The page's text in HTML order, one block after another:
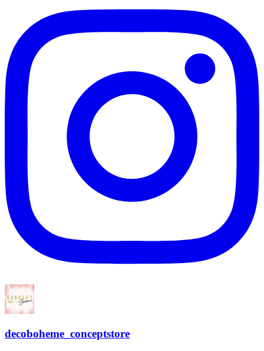
decoboheme_conceptstore